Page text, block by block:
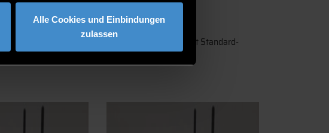
Alle Cookies und Einbindungen
zulassen
werden. Neben dem Betrieb der Workstations mit Standard-
im Forschungsnetz der Hochschule möglich.